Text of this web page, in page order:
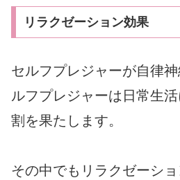
リラクゼーション効果
セルフプレジャーが自律
ルフプレジャーは日常生
割を果たします。
その中でもリラクゼーシ